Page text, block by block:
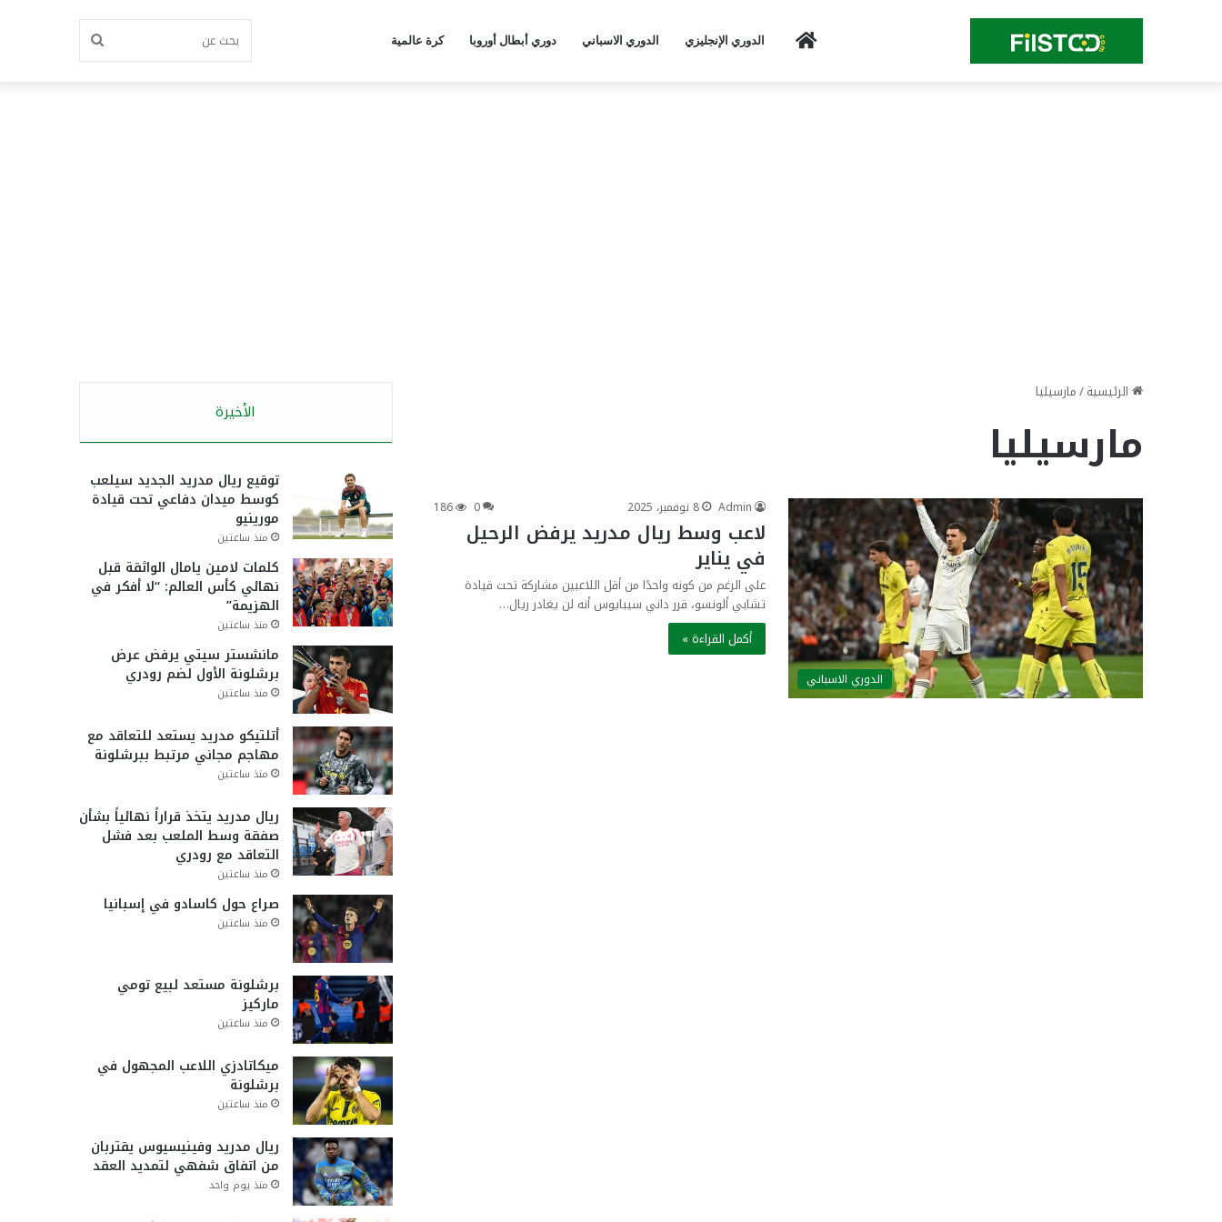
Home الدوري الإنجليزي الدوري الاسباني دوري أبطال أوروبا كرة عالمية بحث
الرئيسية/مارسيليا
مارسيليا
الدوري الاسباني
Admin 8 نوفمبر، 2025 0
186
لاعب وسط ريال مدريد يرفض الرحيل
في يناير
على الرغم من كونه واحدًا من أقل اللاعبين مشاركة تحت قيادة
تشابي ألونسو، قرر داني سيبايوس أنه لن يغادر ريال…
أكمل القراءة »
الأخيرة
توقيع ريال مدريد الجديد سيلعب
كوسط ميدان دفاعي تحت قيادة
مورينيو
منذ ساعتين
كلمات لامين يامال الواثقة قبل
نهائي كأس العالم: “لا أفكر في
الهزيمة”
منذ ساعتين
مانشستر سيتي يرفض عرض
برشلونة الأول لضم رودري
منذ ساعتين
أتلتيكو مدريد يستعد للتعاقد مع
مهاجم مجاني مرتبط ببرشلونة
منذ ساعتين
ريال مدريد يتخذ قراراً نهائياً بشأن
صفقة وسط الملعب بعد فشل
التعاقد مع رودري
منذ ساعتين
صراع حول كاسادو في إسبانيا
منذ ساعتين
برشلونة مستعد لبيع تومي
ماركيز
منذ ساعتين
ميكاتادزي اللاعب المجهول في
برشلونة
منذ ساعتين
ريال مدريد وفينيسيوس يقتربان
من اتفاق شفهي لتمديد العقد
منذ يوم واحد